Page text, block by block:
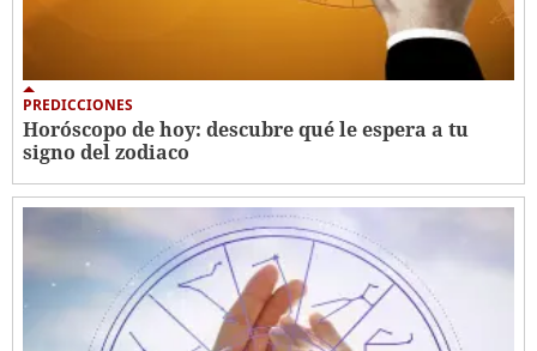
PREDICCIONES
Horóscopo de hoy: descubre qué le espera a tu
signo del zodiaco